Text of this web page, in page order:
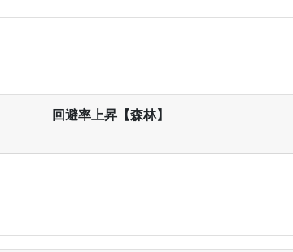
回避率上昇【森林】